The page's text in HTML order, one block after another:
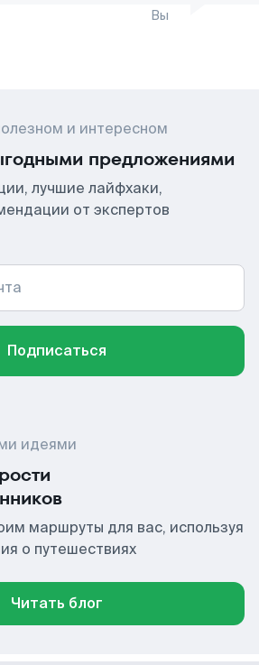
Вы
и интересном
предложениями
лучшие лайфхаки,
от экспертов
Подписаться
идеями
маршруты для вас, используя
о путешествиях
Читать блог